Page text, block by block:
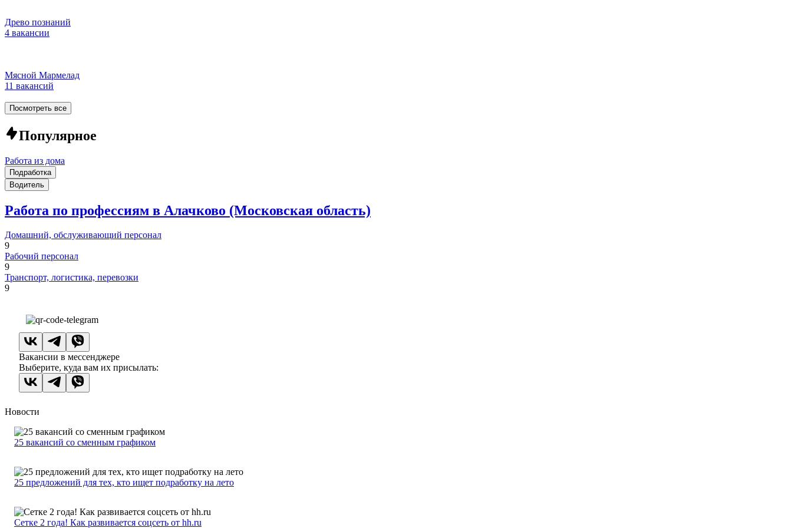
Древо познаний
4 вакансии
Мясной Мармелад
11 вакансий
Посмотреть все
Популярное
Работа из дома
Подработка
Водитель
Работа по профессиям в Алачково (Московская область)
Домашний, обслуживающий персонал
9
Рабочий персонал
9
Транспорт, логистика, перевозки
9
Вакансии в мессенджере
Выберите, куда вам их присылать:
Новости
25 вакансий со сменным графиком
25 предложений для тех, кто ищет подработку на лето
Сетке 2 года! Как развивается соцсеть от hh.ru